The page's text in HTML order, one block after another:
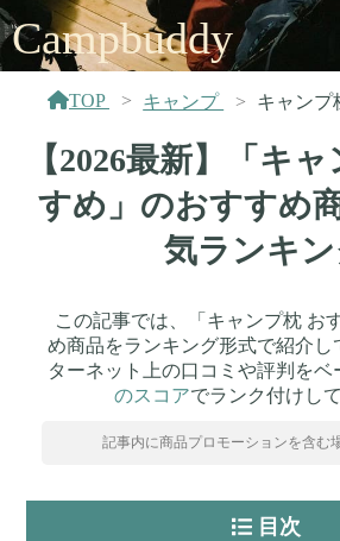
Campbuddy
TOP キャンプ キャンプ
【2026最新】「キ
すめ」のおすすめ
気ランキ
この記事では、「キャンプ枕 お
め商品をランキング形式で紹介し
ターネット上の口コミや評判をベ
のスコアでランク付けし
記事内に商品プロモーションを含む
目次